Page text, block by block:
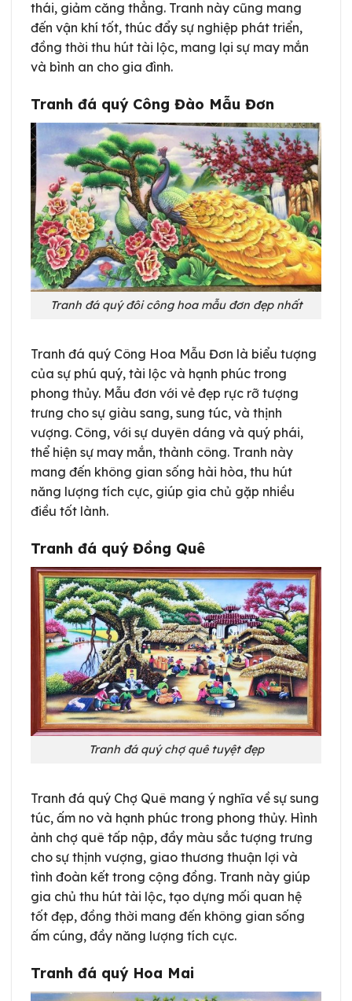
thái, giảm căng thẳng. Tranh này cũng mang
đến vận khí tốt, thúc đẩy sự nghiệp phát triển,
đồng thời thu hút tài lộc, mang lại sự may mắn
và bình an cho gia đình.
Tranh đá quý Công Đào Mẫu Đơn
Tranh đá quý đôi công hoa mẫu đơn đẹp nhất
Tranh đá quý Công Hoa Mẫu Đơn là biểu tượng
của sự phú quý, tài lộc và hạnh phúc trong
phong thủy. Mẫu đơn với vẻ đẹp rực rỡ tượng
trưng cho sự giàu sang, sung túc, và thịnh
vượng. Công, với sự duyên dáng và quý phái,
thể hiện sự may mắn, thành công. Tranh này
mang đến không gian sống hài hòa, thu hút
năng lượng tích cực, giúp gia chủ gặp nhiều
điều tốt lành.
Tranh đá quý Đồng Quê
Tranh đá quý chợ quê tuyệt đẹp
Tranh đá quý Chợ Quê mang ý nghĩa về sự sung
túc, ấm no và hạnh phúc trong phong thủy. Hình
ảnh chợ quê tấp nập, đầy màu sắc tượng trưng
cho sự thịnh vượng, giao thương thuận lợi và
tình đoàn kết trong cộng đồng. Tranh này giúp
gia chủ thu hút tài lộc, tạo dựng mối quan hệ
tốt đẹp, đồng thời mang đến không gian sống
ấm cúng, đầy năng lượng tích cực.
Tranh đá quý Hoa Mai